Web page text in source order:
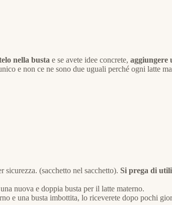
nella busta e se avete idee concrete, aggiungere
e non ce ne sono due uguali perché ogni latte
(sacchetto nel sacchetto). Si prega di
nuova e doppia busta per il latte materno.
e una busta imbottita, lo riceverete dopo pochi